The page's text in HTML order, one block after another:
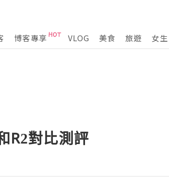
博客專享 VLOG 美食 旅遊 女生
R2對比測評